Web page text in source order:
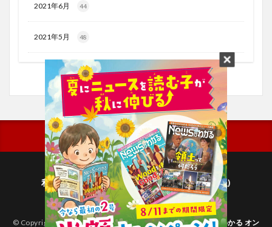
2021年6月 44
2021年5月 48
利用規約
プライバシーポリシー(毎日新聞出版)
個人情報について(毎日新聞社)
© Copyright 2026子どものためのニュース雑誌「ニュースがわかる オン